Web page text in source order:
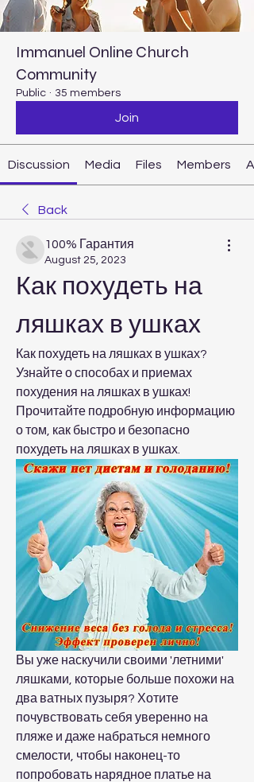
Immanuel Online Church
Community
Public · 35 members
Join
Discussion Media Files Members
Back
100% Гарантия
August 25, 2023
Как похудеть на
ляшках в ушках
Как похудеть на ляшках в ушках?
Узнайте о способах и приемах
похудения на ляшках в ушках!
Прочитайте подробную информацию
о том, как быстро и безопасно
похудеть на ляшках в ушках.
Вы уже наскучили своими 'летними'
ляшками, которые больше похожи на
два ватных пузыря? Хотите
почувствовать себя уверенно на
пляже и даже набраться немного
смелости, чтобы наконец-то
попробовать нарядное платье на